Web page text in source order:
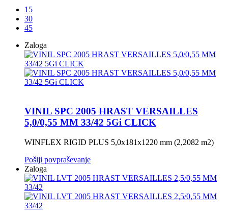
15
30
45
Zaloga
VINIL SPC 2005 HRAST VERSAILLES
5,0/0,55 MM 33/42 5Gi CLICK
WINFLEX RIGID PLUS 5,0x181x1220 mm (2,2082 m2)
Pošlji povpraševanje
Zaloga